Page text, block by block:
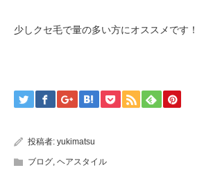
少しクセ毛で量の多い方にオススメです！
投稿者: yukimatsu
ブログ, ヘアスタイル